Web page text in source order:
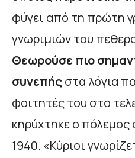
φύγει από τη πρώτη
γνωριμιών του
Θεωρούσε πιο
συνεπήςστα λόγια
φοιτητές του στο
κηρύχτηκε ο πόλεμος
1940. «Κύριοι